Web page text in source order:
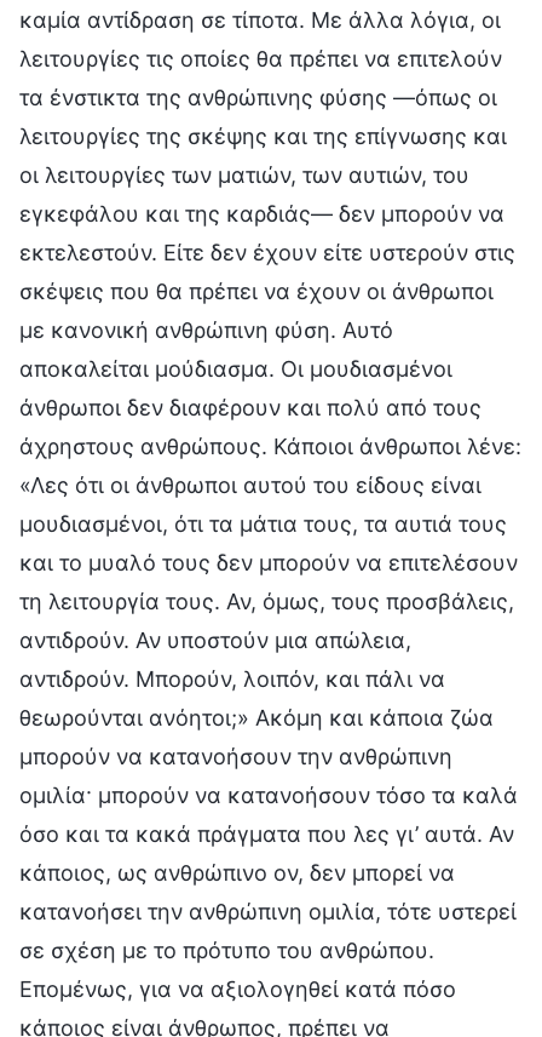
καμία αντίδραση σε τίποτα. Με άλλα λόγια, οι
λειτουργίες τις οποίες θα πρέπει να επιτελούν
τα ένστικτα της ανθρώπινης φύσης —όπως οι
λειτουργίες της σκέψης και της επίγνωσης και
οι λειτουργίες των ματιών, των αυτιών, του
εγκεφάλου και της καρδιάς— δεν μπορούν να
εκτελεστούν. Είτε δεν έχουν είτε υστερούν στις
σκέψεις που θα πρέπει να έχουν οι άνθρωποι
με κανονική ανθρώπινη φύση. Αυτό
αποκαλείται μούδιασμα. Οι μουδιασμένοι
άνθρωποι δεν διαφέρουν και πολύ από τους
άχρηστους ανθρώπους. Κάποιοι άνθρωποι λένε:
«Λες ότι οι άνθρωποι αυτού του είδους είναι
μουδιασμένοι, ότι τα μάτια τους, τα αυτιά τους
και το μυαλό τους δεν μπορούν να επιτελέσουν
τη λειτουργία τους. Αν, όμως, τους προσβάλεις,
αντιδρούν. Αν υποστούν μια απώλεια,
αντιδρούν. Μπορούν, λοιπόν, και πάλι να
θεωρούνται ανόητοι;» Ακόμη και κάποια ζώα
μπορούν να κατανοήσουν την ανθρώπινη
ομιλία· μπορούν να κατανοήσουν τόσο τα καλά
όσο και τα κακά πράγματα που λες γι’ αυτά. Αν
κάποιος, ως ανθρώπινο ον, δεν μπορεί να
κατανοήσει την ανθρώπινη ομιλία, τότε υστερεί
σε σχέση με το πρότυπο του ανθρώπου.
Επομένως, για να αξιολογηθεί κατά πόσο
κάποιος είναι άνθρωπος, πρέπει να